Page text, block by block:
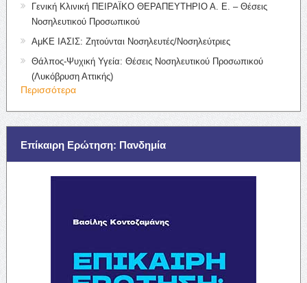
Γενική Κλινική ΠΕΙΡΑΪΚΟ ΘΕΡΑΠΕΥΤΗΡΙΟ Α. Ε. – Θέσεις
Νοσηλευτικού Προσωπικού
ΑμΚΕ ΙΑΣΙΣ: Ζητούνται Νοσηλευτές/Νοσηλεύτριες
Θάλπος-Ψυχική Υγεία: Θέσεις Νοσηλευτικού Προσωπικού
(Λυκόβρυση Αττικής)
Περισσότερα
Επίκαιρη Ερώτηση: Πανδημία